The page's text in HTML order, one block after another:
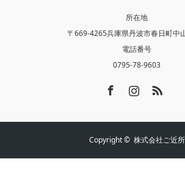
所在地
〒669-4265兵庫県丹波市春日町中
電話番号
0795-78-9603
Copyright © 株式会社ご近所